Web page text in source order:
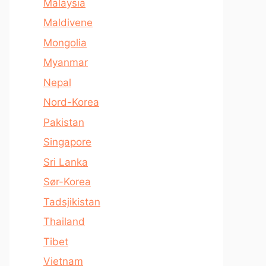
Malaysia
Maldivene
Mongolia
Myanmar
Nepal
Nord-Korea
Pakistan
Singapore
Sri Lanka
Sør-Korea
Tadsjikistan
Thailand
Tibet
Vietnam